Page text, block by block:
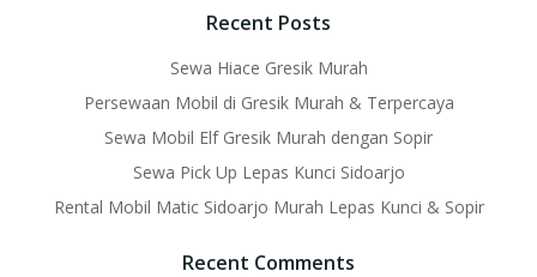
Recent Posts
Sewa Hiace Gresik Murah
Persewaan Mobil di Gresik Murah & Terpercaya
Sewa Mobil Elf Gresik Murah dengan Sopir
Sewa Pick Up Lepas Kunci Sidoarjo
Rental Mobil Matic Sidoarjo Murah Lepas Kunci & Sopir
Recent Comments